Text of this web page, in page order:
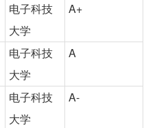
电子科技
大学
A+
电子科技
大学
A
电子科技
大学
A-